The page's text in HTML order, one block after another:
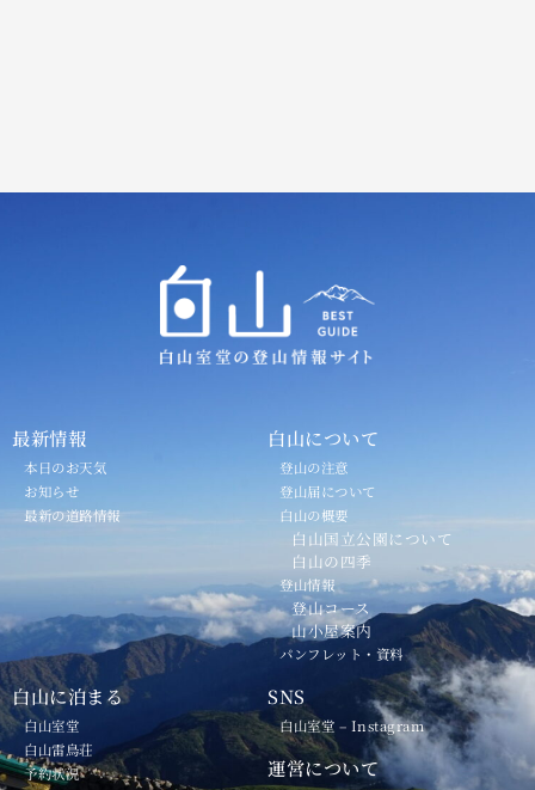
最新情報
本日のお天気
お知らせ
最新の道路情報
白山について
登山の注意
登山届について
白山の概要
白山国立公園について
白山の四季
登山情報
登山コース
山小屋案内
パンフレット・資料
白山に泊まる
白山室堂
白山雷鳥荘
予約状況
SNS
白山室堂 – Instagram
運営について